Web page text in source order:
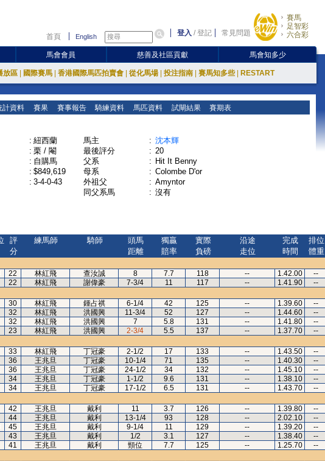
首頁 English 登入 /登記 常見問題
賽馬
足智彩
六合彩
馬會會員 慈善及社區貢獻 馬會知多少
放區 國際賽馬 香港國際馬匹拍賣會 從化馬場 投注指南 賽馬知多些 RESTART
計資料 賽果 賽事報告 騎練資料 馬匹資料 試閘結果 賽期表
: 紐西蘭
: 栗 / 閹
: 自購馬
: $849,619
: 3-4-0-43
馬主 : 沈本輝
最後評分
: 20
父系
: Hit It Benny
母系
: Colombe D'or
外祖父
: Amyntor
同父系馬
: 沒有
評
分
練馬師 騎師
頭馬
距離
獨贏
賠率
實際
負磅
沿途
走位
完成
時間
排位
體重
22 林紅飛 查汝誠 8 7.7 118 -- 1.42.00 --
22 林紅飛 謝偉豪 7-3/4 11 117 -- 1.41.90 --
30 林紅飛 鍾占祺 6-1/4 42 125 -- 1.39.60 --
32 林紅飛 洪國興 11-3/4 52 127 -- 1.44.60 --
32 林紅飛 洪國興 7 5.8 131 -- 1.41.80 --
23 林紅飛 洪國興 2-3/4 5.5 137 -- 1.37.70 --
33 林紅飛 丁冠豪 2-1/2 17 133 -- 1.43.50 --
36 王兆旦 丁冠豪 10-1/4 71 135 -- 1.40.30 --
36 王兆旦 丁冠豪 24-1/2 34 132 -- 1.45.10 --
34 王兆旦 丁冠豪 1-1/2 9.6 131 -- 1.38.10 --
34 王兆旦 丁冠豪 17-1/2 6.5 131 -- 1.43.70 --
42 王兆旦 戴利 11 3.7 126 -- 1.39.80 --
44 王兆旦 戴利 13-1/4 93 128 -- 2.02.10 --
45 王兆旦 戴利 9-1/4 11 129 -- 1.39.20 --
43 王兆旦 戴利 1/2 3.1 127 -- 1.38.40 --
41 王兆旦 戴利 頸位 7.7 125 -- 1.25.70 --